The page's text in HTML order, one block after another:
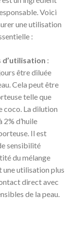
Voici
une utilisation
:
:
être diluée
Cela peut être
telle que
coco. La dilution
d’huile
Il est
sensibilité
du mélange
une utilisation plus
direct avec
de la peau.